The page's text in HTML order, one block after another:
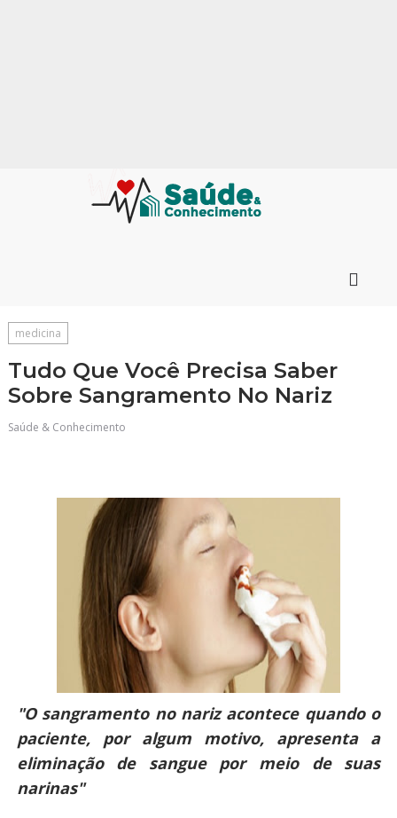
medicina
Tudo Que Você Precisa Saber
Sobre Sangramento No Nariz
Saúde & Conhecimento
"O sangramento no nariz acontece quando o
paciente, por algum motivo, apresenta a
eliminação de sangue por meio de suas
narinas"